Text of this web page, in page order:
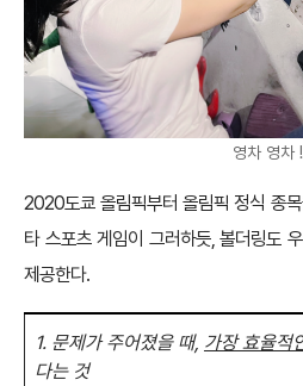
영차 영차 !
2020도쿄 올림픽부터 올림픽 정식 종목
타 스포츠 게임이 그러하듯, 볼더링도
제공한다.
1. 문제가 주어졌을 때, 가장 효율적
다는 것